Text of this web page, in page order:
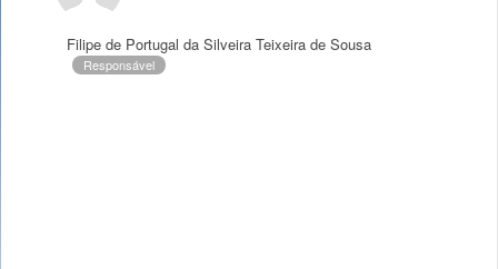
Filipe de Portugal da Silveira Teixeira de Sousa
Responsável